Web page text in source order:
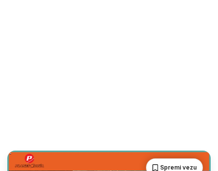
Spremi vezu